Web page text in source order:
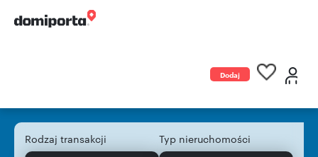
Dodaj
Rodzaj transakcji Typ nieruchomości